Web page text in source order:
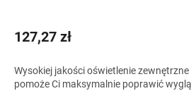
127,27 zł
Wysokiej jakości oświetlenie
pomoże Ci maksymalnie poprawić